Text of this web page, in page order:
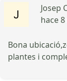
Josep
hace
Bona
plantes i